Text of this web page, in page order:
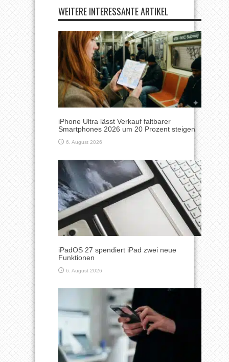
WEITERE INTERESSANTE ARTIKEL
iPhone Ultra lässt Verkauf faltbarer
Smartphones 2026 um 20 Prozent steigen
6. August 2026
iPadOS 27 spendiert iPad zwei neue
Funktionen
6. August 2026